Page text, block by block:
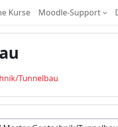
Kurse Moodle-Support
Tunnelbau